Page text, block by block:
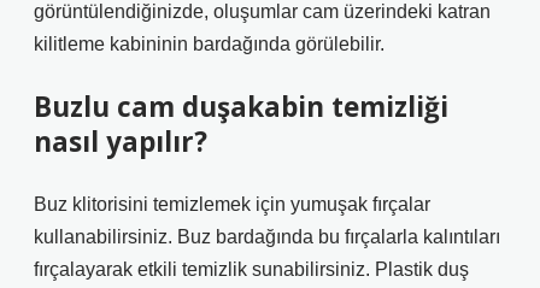
görüntülendiğinizde, oluşumlar cam üzerindeki katran
kilitleme kabininin bardağında görülebilir.
Buzlu cam duşakabin temizliği
nasıl yapılır?
Buz klitorisini temizlemek için yumuşak fırçalar
kullanabilirsiniz. Buz bardağında bu fırçalarla kalıntıları
fırçalayarak etkili temizlik sunabilirsiniz. Plastik duş